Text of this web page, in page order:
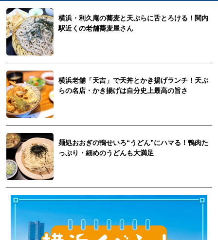
横浜・利久庵の蕎麦と天ぷらに舌とろける！関内
駅近くの老舗蕎麦屋さん
横浜老舗「天吉」で天丼とかき揚げランチ！天ぷ
らの名店・かき揚げは自分史上最高の旨さ
麺処おおぎの鴨せいろ“うどん”にハマる！鴨肉た
っぷり・細めのうどんも大満足